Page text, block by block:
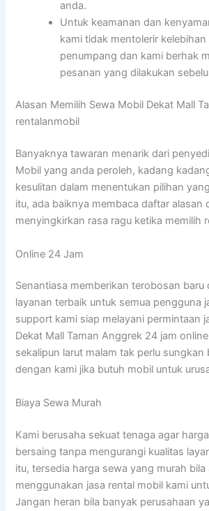
anda.
Untuk keamanan dan
kami tidak mentolerir
penumpang dan kami berhak
pesanan yang dilakukan
Alasan Memilih Sewa Mobil Dekat Mall
rentalanmobil
Banyaknya tawaran menarik dari
Mobil yang anda peroleh, kadang
kesulitan dalam menentukan pilihan
itu, ada baiknya membaca daftar alasan
menyingkirkan rasa ragu ketika memilih
Online 24 Jam
Senantiasa memberikan terobosan baru
layanan terbaik untuk semua pengguna
support kami siap melayani permintaan
Dekat Mall Taman Anggrek 24 jam
sekalipun larut malam tak perlu sungkan
dengan kami jika butuh mobil untuk
Biaya Sewa Murah
Kami berusaha sekuat tenaga agar
bersaing tanpa mengurangi kualitas
itu, tersedia harga sewa yang murah bila
menggunakan jasa rental mobil kami
Jangan heran bila banyak perusahaan